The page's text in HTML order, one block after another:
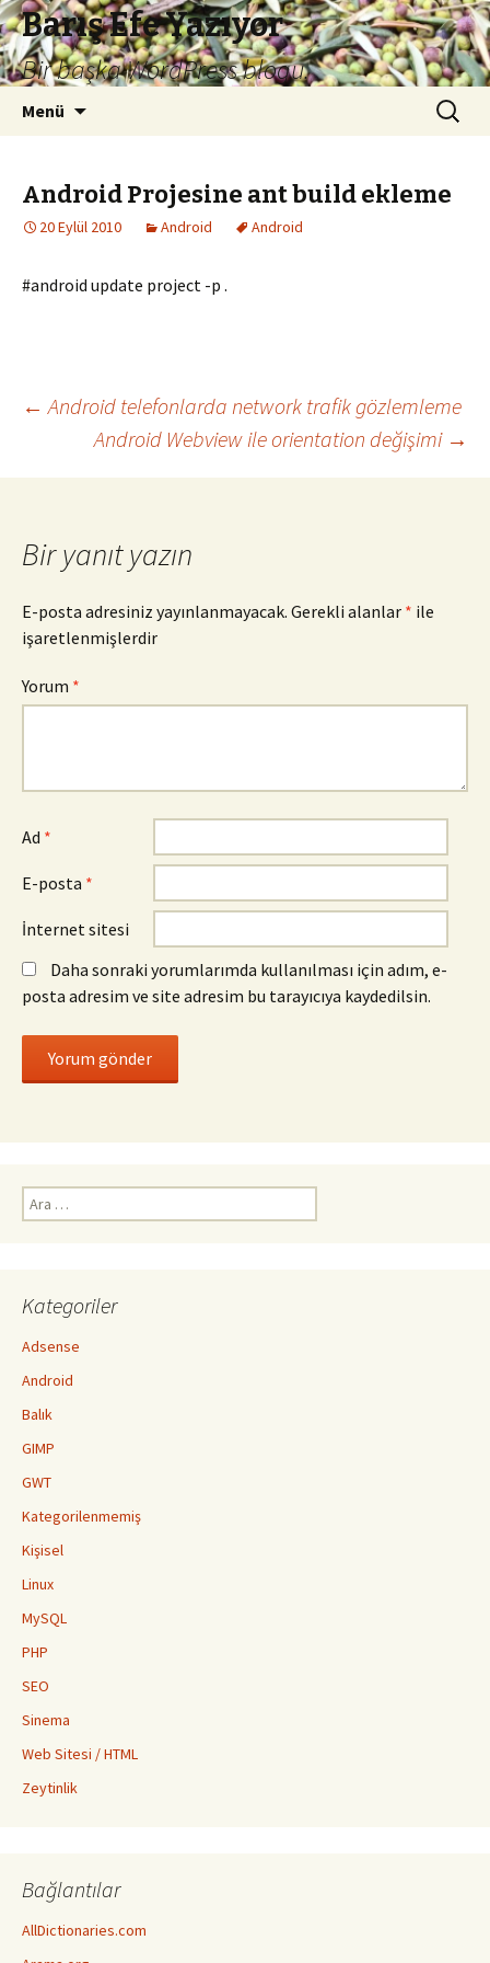
Barış Efe Yazıyor
Bir başka WordPress blogu.
Menü Arama:
Android Projesine ant build ekleme
20 Eylül 2010 Android Android
#android update project -p .
Yazı
dolaşımı
← Android telefonlarda network trafik gözlemleme
Android Webview ile orientation değişimi →
Bir yanıt yazın
E-posta adresiniz yayınlanmayacak. Gerekli alanlar * ile
işaretlenmişlerdir
Yorum *
Ad *
E-posta *
İnternet sitesi
Daha sonraki yorumlarımda kullanılması için adım, e-
posta adresim ve site adresim bu tarayıcıya kaydedilsin.
Arama:
Kategoriler
Adsense
Android
Balık
GIMP
GWT
Kategorilenmemiş
Kişisel
Linux
MySQL
PHP
SEO
Sinema
Web Sitesi / HTML
Zeytinlik
Bağlantılar
AllDictionaries.com